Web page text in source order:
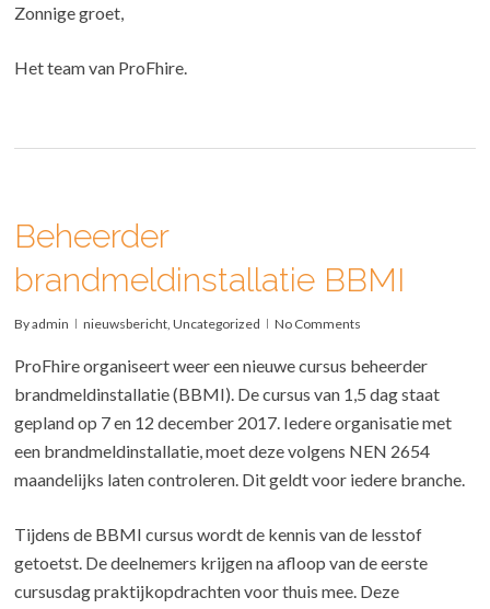
Zonnige groet,
Het team van ProFhire.
Beheerder
brandmeldinstallatie BBMI
Byadmin nieuwsbericht ,Uncategorized No Comments
ProFhire organiseert weer een nieuwe cursus beheerder
brandmeldinstallatie (BBMI). De cursus van 1,5 dag staat
gepland op 7 en 12 december 2017. Iedere organisatie met
een brandmeldinstallatie, moet deze volgens NEN 2654
maandelijks laten controleren. Dit geldt voor iedere branche.
Tijdens de BBMI cursus wordt de kennis van de lesstof
getoetst. De deelnemers krijgen na afloop van de eerste
cursusdag praktijkopdrachten voor thuis mee. Deze